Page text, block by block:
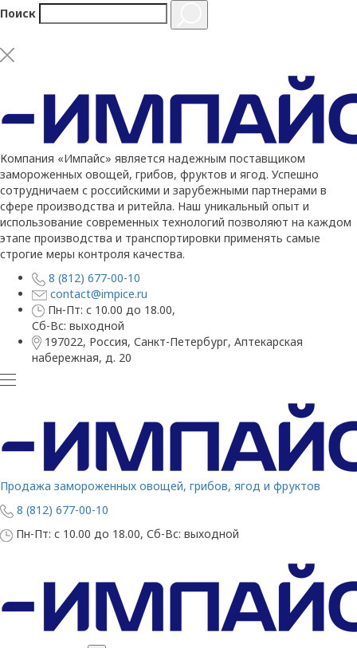
Поиск
Компания «Импайс» является надежным поставщиком
замороженных овощей, грибов, фруктов и ягод. Успешно
сотрудничаем с российскими и зарубежными партнерами в
сфере производства и ритейла. Наш уникальный опыт и
использование современных технологий позволяют на каждом
этапе производства и транспортировки применять самые
строгие меры контроля качества.
8 (812) 677-00-10
contact@impice.ru
Пн-Пт: с 10.00 до 18.00,
Сб-Вс: выходной
197022, Россия, Санкт-Петербург, Аптекарская
набережная, д. 20
Продажа замороженных овощей, грибов, ягод и фруктов
8 (812) 677-00-10
Пн-Пт: с 10.00 до 18.00, Сб-Вс: выходной